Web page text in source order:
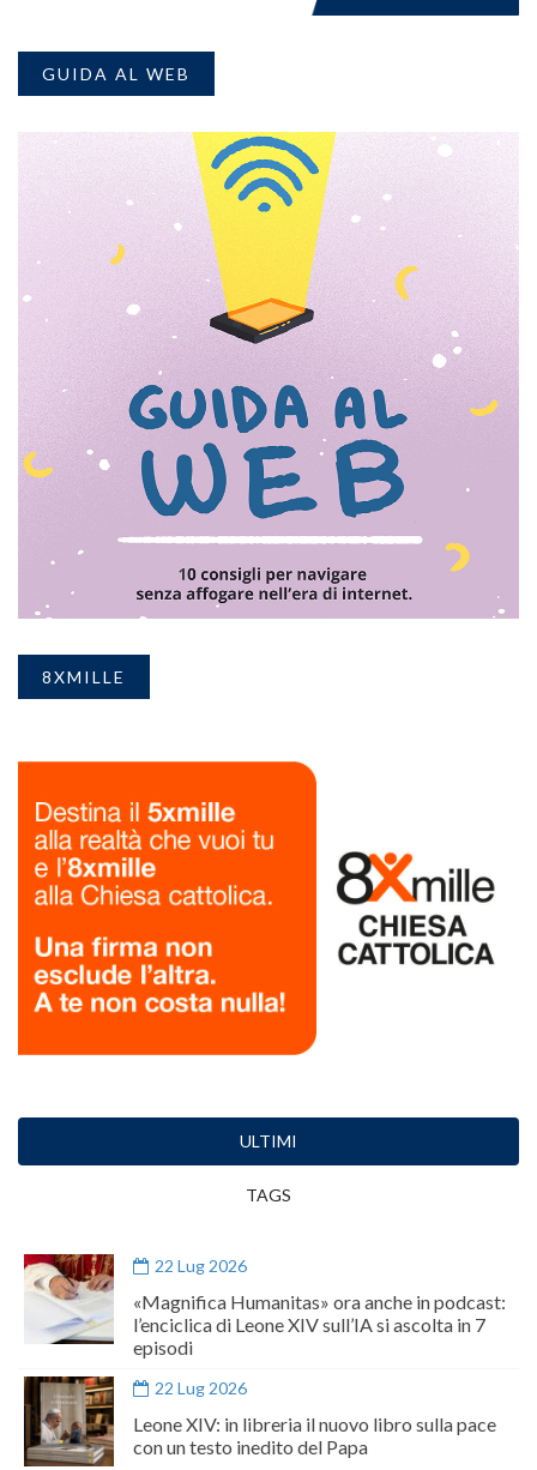
GUIDA AL WEB
8XMILLE
ULTIMI
TAGS
22 Lug 2026
«Magnifica Humanitas» ora anche in podcast:
l’enciclica di Leone XIV sull’IA si ascolta in 7
episodi
22 Lug 2026
Leone XIV: in libreria il nuovo libro sulla pace
con un testo inedito del Papa